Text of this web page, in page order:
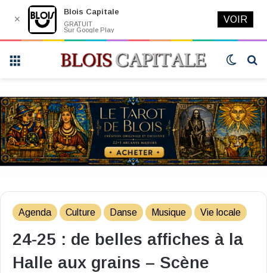
Switch
Agenda Culture Danse Musique Vie locale
24-25 : de belles affiches à la
Halle aux grains – Scène
✕
Blois Capitale
GRATUIT
Sur Google Play
VOIR